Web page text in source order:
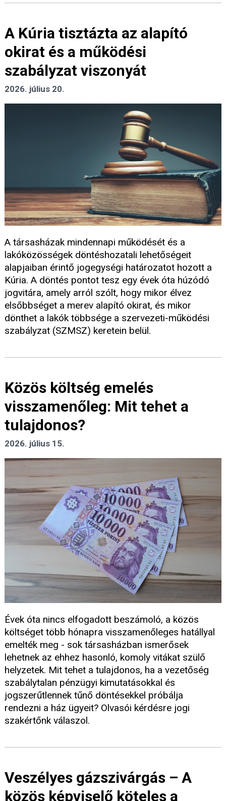
A Kúria tisztázta az alapító
okirat és a működési
szabályzat viszonyát
2026. július 20.
A társasházak mindennapi működését és a
lakóközösségek döntéshozatali lehetőségeit
alapjaiban érintő jogegységi határozatot hozott a
Kúria. A döntés pontot tesz egy évek óta húzódó
jogvitára, amely arról szólt, hogy mikor élvez
elsőbbséget a merev alapító okirat, és mikor
dönthet a lakók többsége a szervezeti-működési
szabályzat (SZMSZ) keretein belül.
Közös költség emelés
visszamenőleg: Mit tehet a
tulajdonos?
2026. július 15.
Évek óta nincs elfogadott beszámoló, a közös
költséget több hónapra visszamenőleges hatállyal
emelték meg - sok társasházban ismerősek
lehetnek az ehhez hasonló, komoly vitákat szülő
helyzetek. Mit tehet a tulajdonos, ha a vezetőség
szabálytalan pénzügyi kimutatásokkal és
jogszerűtlennek tűnő döntésekkel próbálja
rendezni a ház ügyeit? Olvasói kérdésre jogi
szakértőnk válaszol.
Veszélyes gázszivárgás – A
közös képviselő köteles a